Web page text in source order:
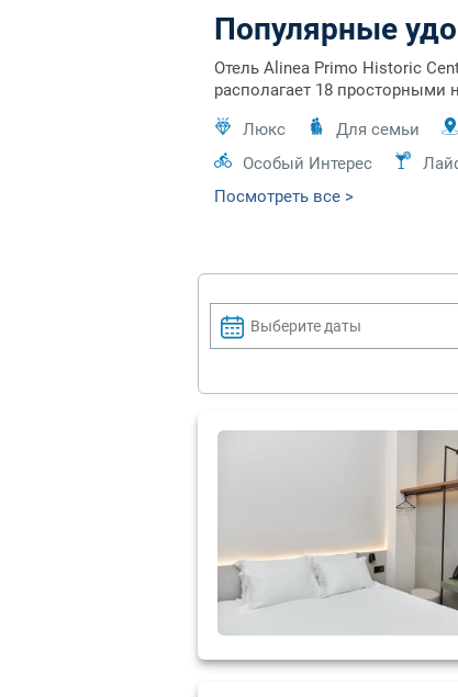
Популярные
Отель Alinea Primo Historic
располагает 18 просторными
Люкс
Для семьи
Особый Интерес
Посмотреть все >
Выберите даты